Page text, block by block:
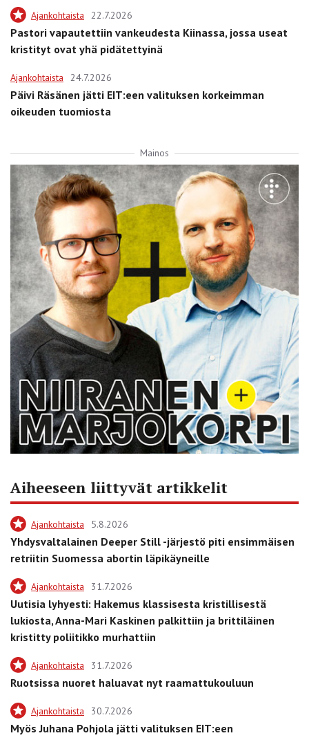
Ajankohtaista 22.7.2026
Pastori vapautettiin vankeudesta Kiinassa, jossa useat
kristityt ovat yhä pidätettyinä
Ajankohtaista 24.7.2026
Päivi Räsänen jätti EIT:een valituksen korkeimman
oikeuden tuomiosta
Mainos
Aiheeseen liittyvät artikkelit
Ajankohtaista 5.8.2026
Yhdysvaltalainen Deeper Still -järjestö piti ensimmäisen
retriitin Suomessa abortin läpikäyneille
Ajankohtaista 31.7.2026
Uutisia lyhyesti: Hakemus klassisesta kristillisestä
lukiosta, Anna-Mari Kaskinen palkittiin ja brittiläinen
kristitty poliitikko murhattiin
Ajankohtaista 31.7.2026
Ruotsissa nuoret haluavat nyt raamattukouluun
Ajankohtaista 30.7.2026
Myös Juhana Pohjola jätti valituksen EIT:een